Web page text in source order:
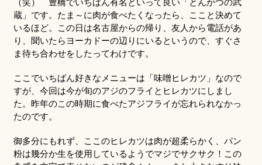
（笑） 豊橋でいちばん有名といって良い「とんかつの武
蔵」です。たま～に肉が食べたくなったら、ここと決めて
いるほど。この日は名古屋からの帰り、友人から電話があ
り、聞いたらヨーカドーの辺りにいるというので、すぐさ
ま待ち合わせをしたってわけです。
ここでいちばん好きなメニューは「味噌ヒレカツ」なので
すが、今回は今が旬のアジのフライとヒレカツにしまし
た。昨年のこの時期に食べたアジフライが忘れられなかっ
たのです。
御多分にもれず、ここのヒレカツは肉が超柔らかく、パン
粉は幾分か生を使用しているようでマジでサクサク！この